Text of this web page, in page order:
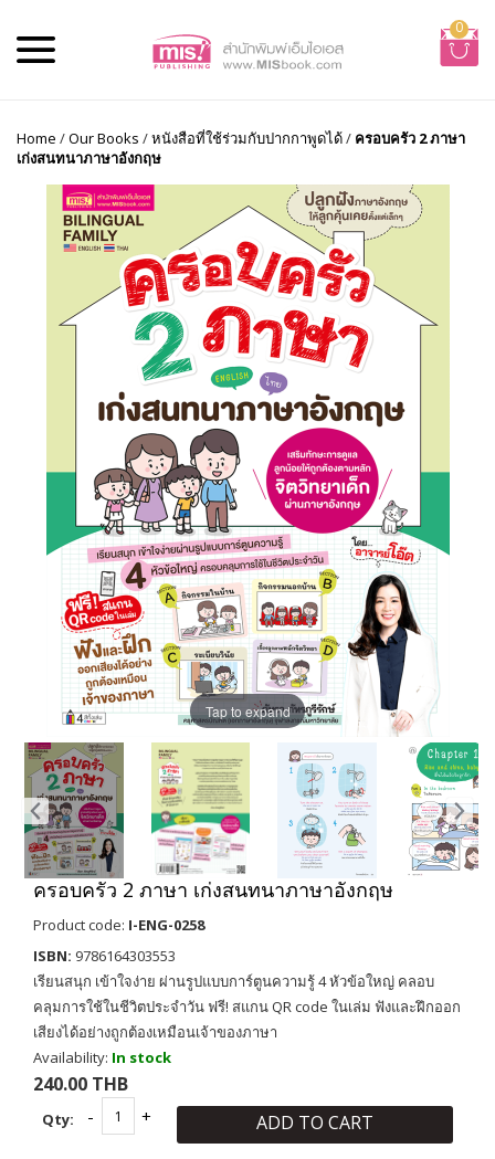
0
Home /Our Books /หนังสือที่ใช้ร่วมกับปากกาพูดได้/ ครอบครัว 2 ภาษา
เก่งสนทนาภาษาอังกฤษ
Tap to expand
ครอบครัว 2 ภาษา เก่งสนทนาภาษาอังกฤษ
Product code: I-ENG-0258
ISBN: 9786164303553
เรียนสนุก เข้าใจง่าย ผ่านรูปแบบการ์ตูนความรู้ 4 หัวข้อใหญ่ คลอบ
คลุมการใช้ในชีวิตประจำวัน ฟรี! สแกน QR code ในเล่ม ฟังและฝึกออก
เสียงได้อย่างถูกต้องเหมือนเจ้าของภาษา
Availability: In stock
240.00 THB
Qty: ADD TO CART